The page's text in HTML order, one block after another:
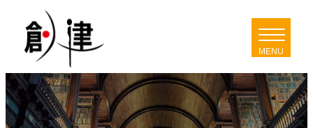
キ
ッ
プ